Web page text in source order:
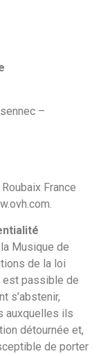
–
France
Musique de
de la loi
est passible de
s’abstenir,
auxquelles ils
détournée et,
de porter